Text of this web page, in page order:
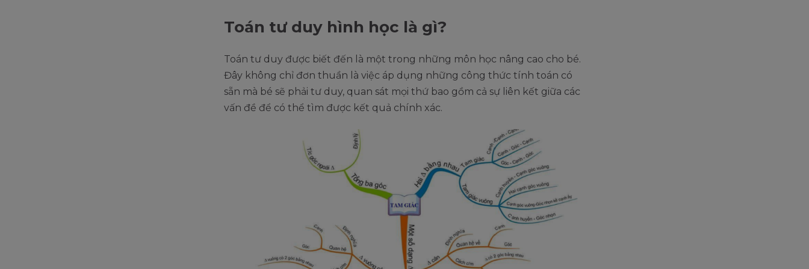
Toán tư duy hình học là gì?
Toán tư duy được biết đến là một trong những môn học nâng cao cho bé.
Đây không chỉ đơn thuần là việc áp dụng những công thức tính toán có
sẵn mà bé sẽ phải tư duy, quan sát mọi thứ bao gồm cả sự liên kết giữa các
vấn đề để có thể tìm được kết quả chính xác.